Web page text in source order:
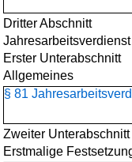
Dritter Abschnitt
Jahresarbeitsverdienst
Erster Unterabschnitt
Allgemeines
§ 81
Zweiter Unterabschnitt
Erstmalige